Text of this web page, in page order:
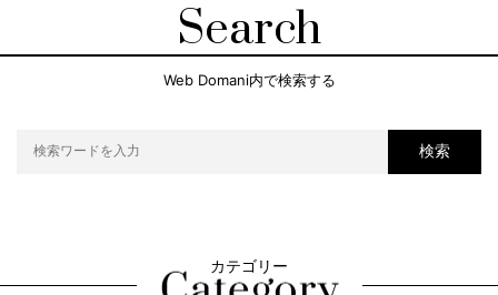
Search
Web Domani内で検索する
検索
カテゴリー